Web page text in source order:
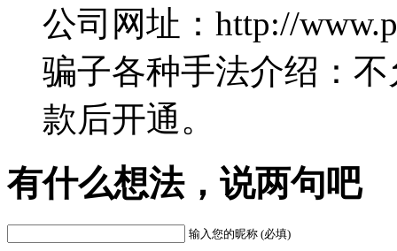
公司网址：http://
骗子各种手法介绍：
款后开通。
有什么想法，说两句吧
输入您的昵称 (必填)